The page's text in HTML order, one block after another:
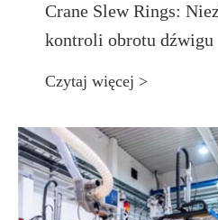
Crane Slew Rings:
kontroli obrotu dźwigu
Czytaj więcej >